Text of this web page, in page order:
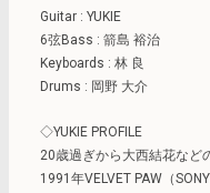
Guitar : YUKIE
6弦Bass : 箭島 裕治
Keyboards : 林 良
Drums : 岡野 大介
◇YUKIE PROFILE
20歳過ぎから大西結花など
1991年VELVET PAW（